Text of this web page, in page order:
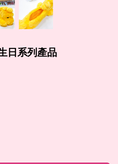
日系列產品